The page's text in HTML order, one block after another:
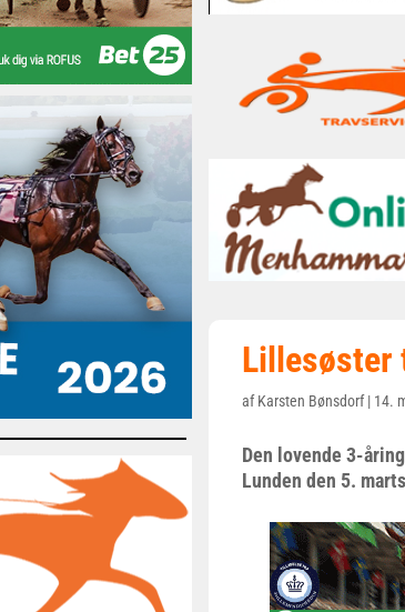
Lillesøster
afKarsten Bønsdorf| 14.
Den lovende 3-
Lunden den 5.